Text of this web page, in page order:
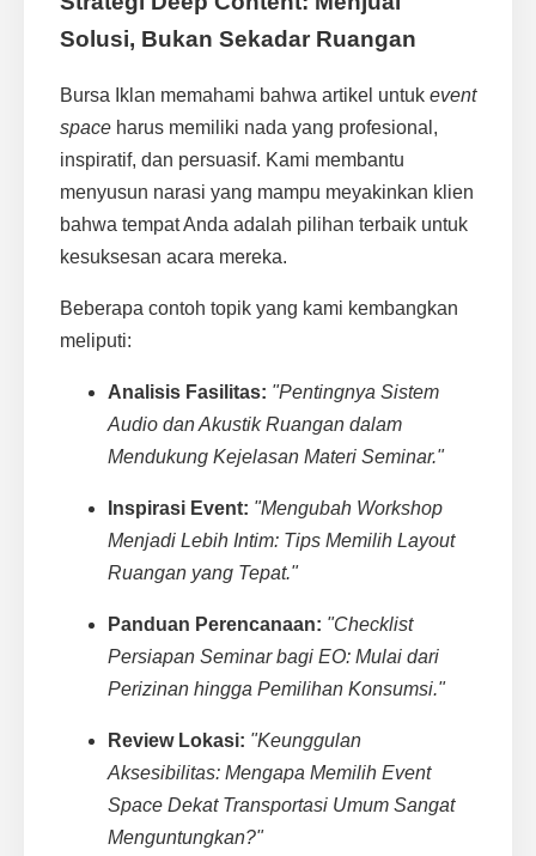
Solusi, Bukan Sekadar Ruangan
Bursa Iklan memahami bahwa artikel untuk event
space harus memiliki nada yang profesional,
inspiratif, dan persuasif. Kami membantu
menyusun narasi yang mampu meyakinkan klien
bahwa tempat Anda adalah pilihan terbaik untuk
kesuksesan acara mereka.
Beberapa contoh topik yang kami kembangkan
meliputi:
Analisis Fasilitas: "Pentingnya Sistem
Audio dan Akustik Ruangan dalam
Mendukung Kejelasan Materi Seminar."
Inspirasi Event: "Mengubah Workshop
Menjadi Lebih Intim: Tips Memilih Layout
Ruangan yang Tepat."
Panduan Perencanaan: "Checklist
Persiapan Seminar bagi EO: Mulai dari
Perizinan hingga Pemilihan Konsumsi."
Review Lokasi: "Keunggulan
Aksesibilitas: Mengapa Memilih Event
Space Dekat Transportasi Umum Sangat
Menguntungkan?"